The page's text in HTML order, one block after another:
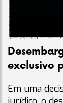
exclusivo
Em uma